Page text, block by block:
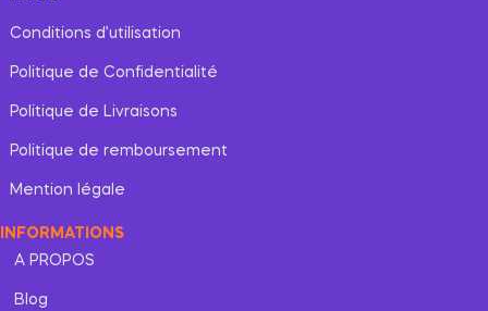
Conditions d’utilisation
Politique de Confidentialité
Politique de Livraisons
Politique de remboursement
Mention légale
INFORMATIONS
A PROPOS
Blog